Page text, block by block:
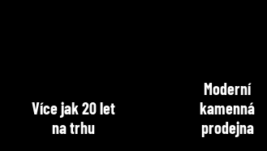
Více jak 20 let
na trhu
Moderní
kamenná
prodejna